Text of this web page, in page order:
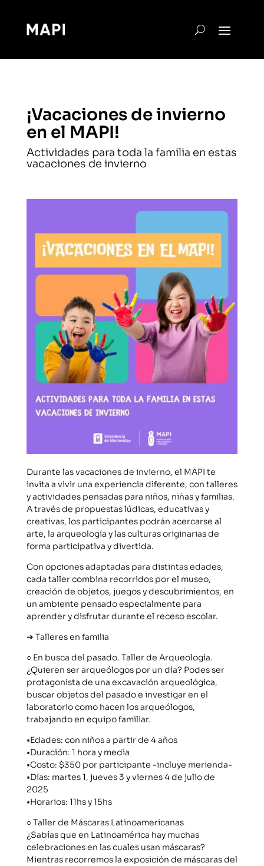
¡Vacaciones de invierno
en el MAPI!
Actividades para toda la familia en estas
vacaciones de invierno
Durante las vacaciones de invierno, el MAPI te
invita a vivir una experiencia diferente, con talleres
y actividades pensadas para niños, niñas y familias.
A través de propuestas lúdicas, educativas y
creativas, los participantes podrán acercarse al
arte, la arqueología y las culturas originarias de
forma participativa y divertida.
Con opciones adaptadas para distintas edades,
cada taller combina recorridos por el museo,
creación de objetos, juegos y descubrimientos, en
un ambiente pensado especialmente para
aprender y disfrutar durante el receso escolar.
➜ Talleres en familia
○ En busca del pasado. Taller de Arqueología.
¿Quieren ser arqueólogos por un día? Podes ser
protagonista de una excavación arqueológica,
buscar objetos del pasado e investigar en el
laboratorio como hacen los arqueólogos,
trabajando en equipo familiar.
•Edades: con niños a partir de 4 años
•Duración: 1 hora y media
•Costo: $350 por participante -incluye merienda-
•Días: martes 1, jueves 3 y viernes 4 de julio de
2025
•Horarios: 11hs y 15hs
○ Taller de Máscaras Latinoamericanas
¿Sabías que en Latinoamérica hay muchas
celebraciones en las cuales usan máscaras?
Mientras recorremos la exposición de máscaras del